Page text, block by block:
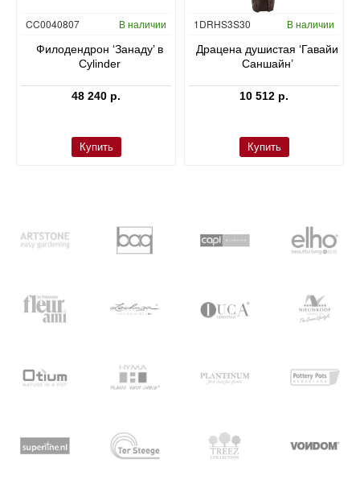
CC0040807 В наличии
Филодендрон ‘Занаду’ в
Cylinder
48 240 р.
Купить
Гидропоника
1DRHS3S30 В наличии
Драцена душистая ‘Гавайи
Саншайн’
10 512 р.
Купить